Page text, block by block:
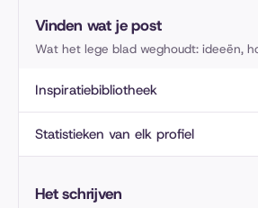
Vinden wat je post
Wat het lege blad weghoudt: ideeën,
Inspiratiebibliotheek
Statistieken van elk profiel
Het schrijven